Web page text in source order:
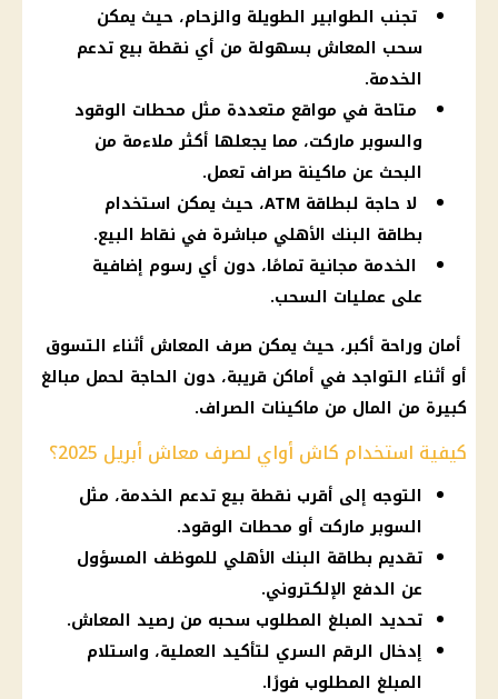
تجنب الطوابير الطويلة والزحام، حيث يمكن
سحب المعاش بسهولة من أي نقطة بيع تدعم
الخدمة.
متاحة في مواقع متعددة مثل محطات الوقود
والسوبر ماركت، مما يجعلها أكثر ملاءمة من
البحث عن ماكينة صراف تعمل.
لا حاجة لبطاقة ATM، حيث يمكن استخدام
بطاقة البنك الأهلي مباشرة في نقاط البيع.
الخدمة مجانية تمامًا، دون أي رسوم إضافية
على عمليات السحب.
أمان وراحة أكبر، حيث يمكن صرف المعاش أثناء التسوق
أو أثناء التواجد في أماكن قريبة، دون الحاجة لحمل مبالغ
كبيرة من المال من ماكينات الصراف.
كيفية استخدام كاش أواي لصرف معاش أبريل 2025؟
التوجه إلى أقرب نقطة بيع تدعم الخدمة، مثل
السوبر ماركت أو محطات الوقود.
تقديم بطاقة البنك الأهلي للموظف المسؤول
عن الدفع الإلكتروني.
تحديد المبلغ المطلوب سحبه من رصيد المعاش.
إدخال الرقم السري لتأكيد العملية، واستلام
المبلغ المطلوب فورًا.